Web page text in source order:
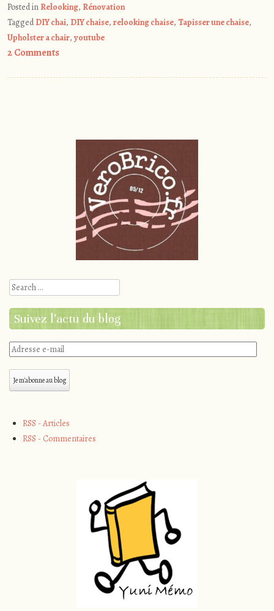
Posted in Relooking, Rénovation
TaggedDIY chai, DIY chaise, relooking chaise, Tapisser une chaise,
Upholster a chair, youtube
2 Comments
Search
Suivez l'actu du blog
Adresse
mail
Je m'abonne au blog
RSS - Articles
RSS - Commentaires